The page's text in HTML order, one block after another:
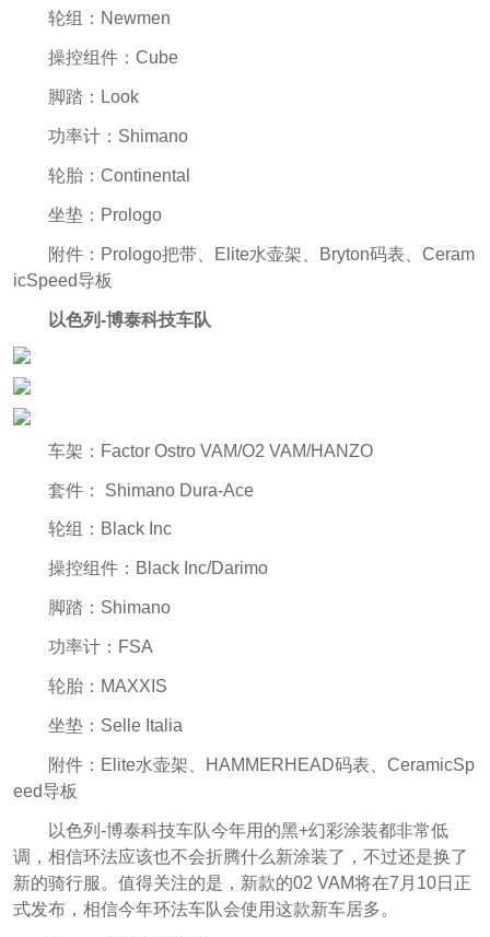
轮组：Newmen
操控组件：Cube
脚踏：Look
功率计：Shimano
轮胎：Continental
坐垫：Prologo
附件：Prologo把带、Elite水壶架、Bryton码表、Ceram
icSpeed导板
以色列-博泰科技车队
车架：Factor Ostro VAM/O2 VAM/HANZO
套件： Shimano Dura-Ace
轮组：Black Inc
操控组件：Black Inc/Darimo
脚踏：Shimano
功率计：FSA
轮胎：MAXXIS
坐垫：Selle Italia
附件：Elite水壶架、HAMMERHEAD码表、CeramicSp
eed导板
以色列-博泰科技车队今年用的黑+幻彩涂装都非常低
调，相信环法应该也不会折腾什么新涂装了，不过还是换了
新的骑行服。值得关注的是，新款的02 VAM将在7月10日正
式发布，相信今年环法车队会使用这款新车居多。